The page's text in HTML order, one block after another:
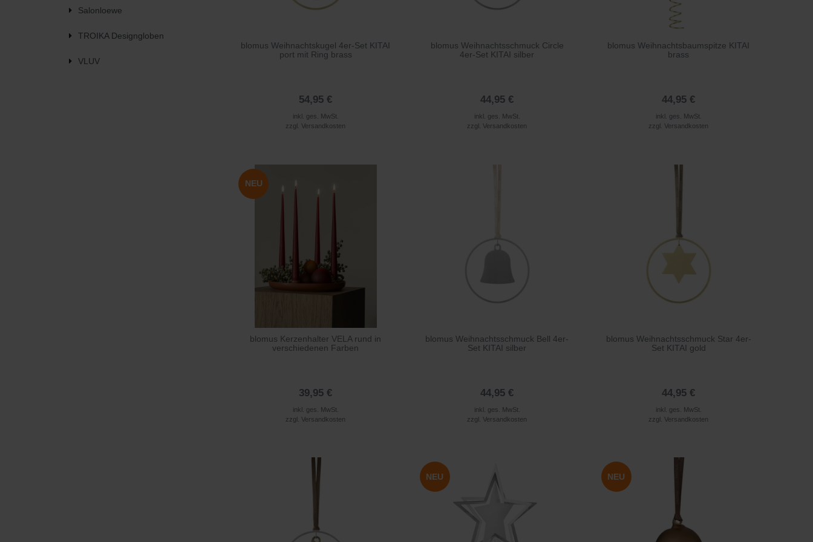
Salonloewe
TROIKA Designgloben
VLUV
blomus Weihnachtskugel 4er-Set KITAI
port mit Ring brass
54,95 €
inkl. ges. MwSt.
zzgl.Versandkosten
blomus Weihnachtsschmuck Circle
4er-Set KITAI silber
44,95 €
inkl. ges. MwSt.
zzgl.Versandkosten
blomus Weihnachtsbaumspitze KITAI
brass
44,95 €
inkl. ges. MwSt.
zzgl.Versandkosten
NEU
blomus Kerzenhalter VELA rund in
verschiedenen Farben
39,95 €
inkl. ges. MwSt.
zzgl.Versandkosten
blomus Weihnachtsschmuck Bell 4er-
Set KITAI silber
44,95 €
inkl. ges. MwSt.
zzgl.Versandkosten
blomus Weihnachtsschmuck Star 4er-
Set KITAI gold
44,95 €
inkl. ges. MwSt.
zzgl.Versandkosten
NEU NEU